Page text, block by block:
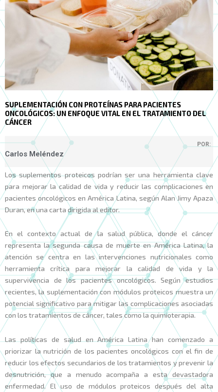
SUPLEMENTACIÓN CON PROTEÍNAS PARA PACIENTES
ONCOLÓGICOS: UN ENFOQUE VITAL EN EL TRATAMIENTO DEL
CÁNCER
POR:
Carlos Meléndez
Los suplementos proteicos podrían ser una herramienta clave
para mejorar la calidad de vida y reducir las complicaciones en
pacientes oncológicos en América Latina, según Alan Jimy Apaza
Duran, en una carta dirigida al editor.
En el contexto actual de la salud pública, donde el cáncer
representa la segunda causa de muerte en América Latina, la
atención se centra en las intervenciones nutricionales como
herramienta crítica para mejorar la calidad de vida y la
supervivencia de los pacientes oncológicos. Según estudios
recientes, la suplementación con módulos proteicos muestra un
potencial significativo para mitigar las complicaciones asociadas
con los tratamientos de cáncer, tales como la quimioterapia.
Las políticas de salud en América Latina han comenzado a
priorizar la nutrición de los pacientes oncológicos con el fin de
reducir los efectos secundarios de los tratamientos y prevenir la
desnutrición, que a menudo acompaña a esta devastadora
enfermedad. El uso de módulos proteicos después del alta